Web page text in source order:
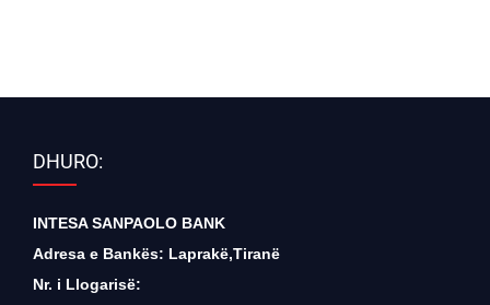
DHURO:
INTESA SANPAOLO BANK
Adresa e Bankës: Laprakë,Tiranë
Nr. i Llogarisë: